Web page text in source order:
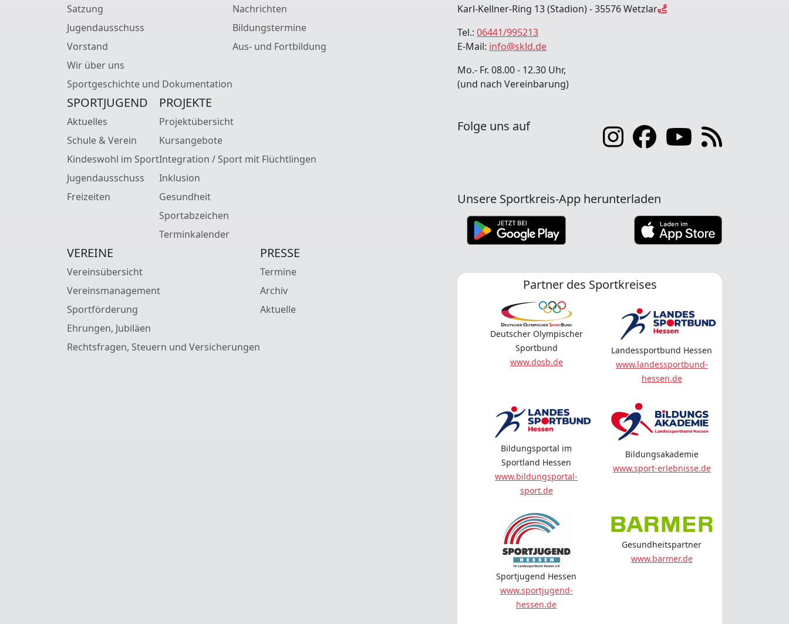
Satzung
Jugendausschuss
Vorstand
Wir über uns
Sportgeschichte und Dokumentation
Nachrichten
Bildungstermine
Aus- und Fortbildung
SPORTJUGEND
Aktuelles
Schule & Verein
Kindeswohl im Sport
Jugendausschuss
Freizeiten
PROJEKTE
Projektübersicht
Kursangebote
Integration / Sport mit Flüchtlingen
Inklusion
Gesundheit
Sportabzeichen
Terminkalender
VEREINE
Vereinsübersicht
Vereinsmanagement
Sportförderung
Ehrungen, Jubiläen
Rechtsfragen, Steuern und Versicherungen
PRESSE
Termine
Archiv
Aktuelle
Karl-Kellner-Ring 13 (Stadion) - 35576 Wetzlar
Tel.: 06441/995213
E-Mail: info@skld.de
Mo.- Fr. 08.00 - 12.30 Uhr,
(und nach Vereinbarung)
Folge uns auf
Unsere Sportkreis-App herunterladen
Partner des Sportkreises
Deutscher Olympischer
Sportbund
www.dosb.de
Landessportbund Hessen
www.landessportbund-
hessen.de
Bildungsportal im
Sportland Hessen
www.bildungsportal-
sport.de
Bildungsakademie
www.sport-erlebnisse.de
Sportjugend Hessen
www.sportjugend-
hessen.de
Gesundheitspartner
www.barmer.de